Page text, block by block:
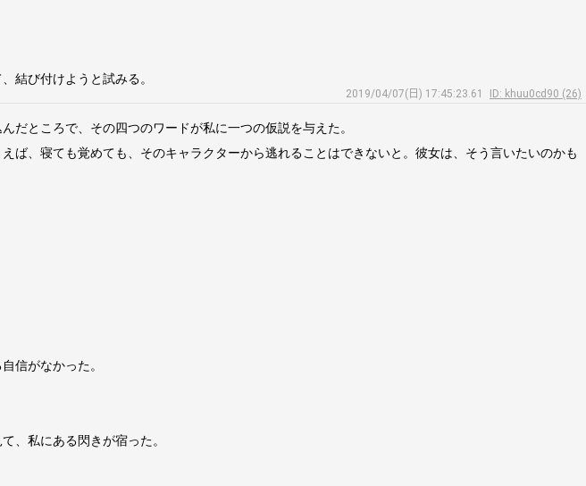
結び付けようと試みる。
2019/04/07(日) 17:45:23.61
ID: khuu0cd90 (26)
ところで、その四つのワードが私に一つの仮説を与えた。
、寝ても覚めても、そのキャラクターから逃れることはできないと。彼女は、そう言いたいのかも
信がなかった。
、私にある閃きが宿った。